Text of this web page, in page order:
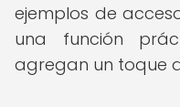
ejemplos de
una función
agregan un toque